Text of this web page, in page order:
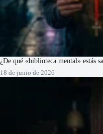
¿De qué «biblioteca mental» estás
18 de junio de 2026